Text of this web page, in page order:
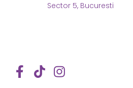
Sector 5, Bucuresti